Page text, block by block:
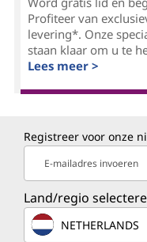
Profiteer van
levering*. Onze
staan klaar om u te
Lees meer >
Registreer voor onze
E-mailadres invoeren
Land/regio
NETHERLANDS